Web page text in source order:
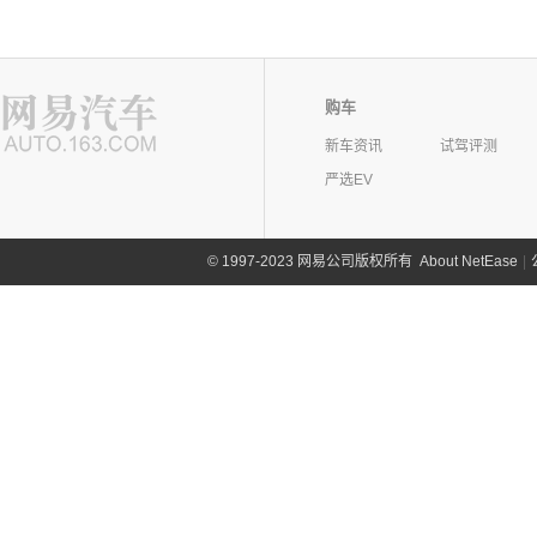
购车
新车资讯
试驾评测
严选EV
©1997-2023 网易公司版权所有 About NetEase